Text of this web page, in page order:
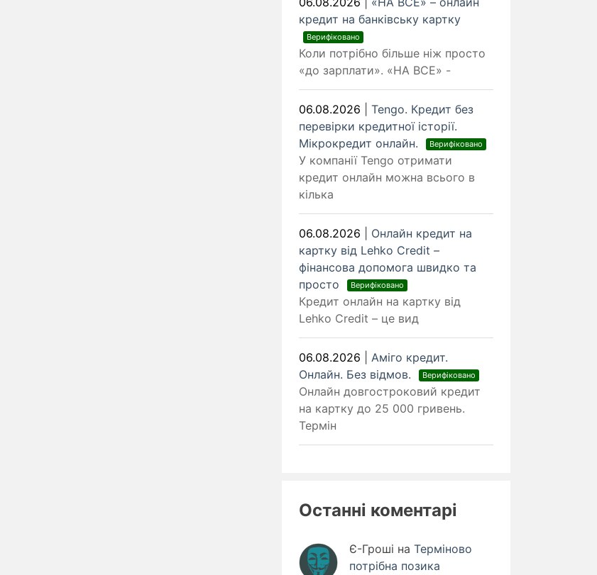
кредит на банківську картку
Верифіковано
Коли потрібно більше ніж просто
«до зарплати». «НА ВСЕ» -
06.08.2026
Tengo. Кредит без
перевірки кредитної історії.
Мікрокредит онлайн.
Верифіковано
У компанії Tengo отримати
кредит онлайн можна всього в
кілька
06.08.2026
Онлайн кредит на
картку від Lehko Сredit –
фінансова допомога швидко та
просто
Верифіковано
Кредит онлайн на картку від
Lehko Credit – це вид
06.08.2026
Аміго кредит.
Онлайн. Без відмов.
Верифіковано
Онлайн довгостроковий кредит
на картку до 25 000 гривень.
Термін
Останні коментарі
Є-Гроші на Терміново
потрібна позика